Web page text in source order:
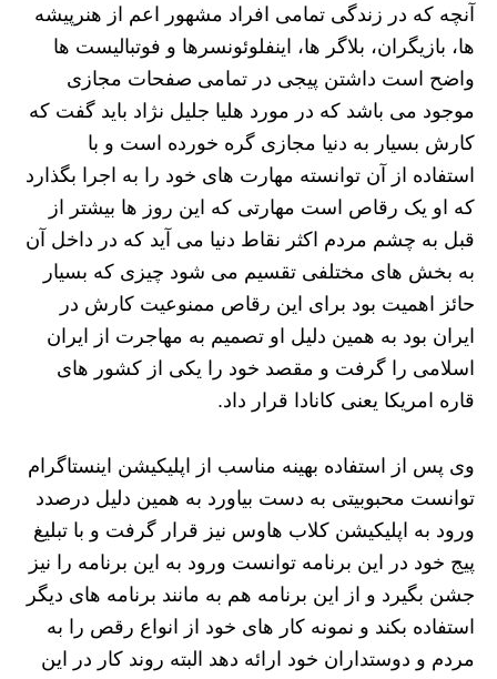
آنچه که در زندگی تمامی افراد مشهور اعم از هنرپیشه
ها، بازیگران، بلاگر ها، اینفلوئونسرها و فوتبالیست ها
واضح است داشتن پیجی در تمامی صفحات مجازی
موجود می باشد که در مورد هلیا جلیل نژاد باید گفت که
کارش بسیار به دنیا مجازی گره خورده است و با
استفاده از آن توانسته مهارت های خود را به اجرا بگذارد
که او یک رقاص است مهارتی که این روز ها بیشتر از
قبل به چشم مردم اکثر نقاط دنیا می آید که در داخل آن
به بخش های مختلفی تقسیم می شود چیزی که بسیار
حائز اهمیت بود برای این رقاص ممنوعیت کارش در
ایران بود به همین دلیل او تصمیم به مهاجرت از ایران
اسلامی را گرفت و مقصد خود را یکی از کشور های
قاره امریکا یعنی کانادا قرار داد.
وی پس از استفاده بهینه مناسب از اپلیکیشن اینستاگرام
توانست محبوبیتی به دست بیاورد به همین دلیل درصدد
ورود به اپلیکیشن کلاب هاوس نیز قرار گرفت و با تبلیغ
پیج خود در این برنامه توانست ورود به این برنامه را نیز
جشن بگیرد و از این برنامه هم به مانند برنامه های دیگر
استفاده بکند و نمونه کار های خود از انواع رقص را به
مردم و دوستداران خود ارائه دهد البته روند کار در این